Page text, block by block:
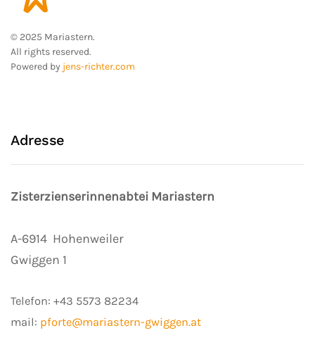
© 2025 Mariastern.
All rights reserved.
Powered by jens-richter.com
Adresse
Zisterzienserinnenabtei Mariastern
A-6914 Hohenweiler
Gwiggen 1
Telefon: +43 5573 82234
mail: pforte@mariastern-gwiggen.at